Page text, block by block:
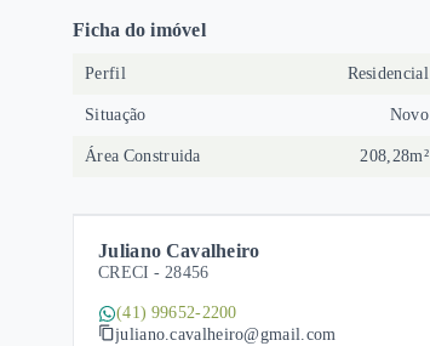
Ficha do imóvel
Perfil Residencial
Situação Novo
Área Construida 208,28m²
Juliano Cavalheiro
CRECI - 28456
(41) 99652-2200
juliano.cavalheiro@gmail.com